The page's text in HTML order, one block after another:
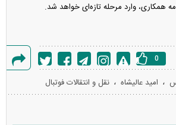
همکاری، وارد مرحله تازه‌ای خواهد شد.
گزارش
خطا
0
، امید عالیشاه ، نقل و انتقالات فوتبال